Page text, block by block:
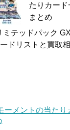
たりカー
まとめ
ミテッドパック
ドリストと買取
ーメントの当たり